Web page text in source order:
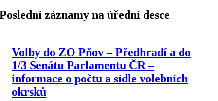
Poslední záznamy na úřední desce
Volby do ZO Pňov – Předhradí a do
1/3 Senátu Parlamentu ČR –
informace o počtu a sídle volebních
okrsků